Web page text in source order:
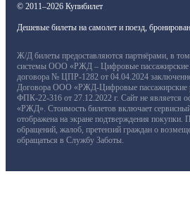
© 2011–2026 Купибилет
Дешевые билеты на самолет и поезд,
Ж/Д билеты предоставляются партнёрами, в
системы ООО «РЖД – Цифровые пассажирские
договора № ЦПР-1282 от 04.04.2024
Договора ООО «РЖД-Цифровые
ФПК-22-316 от 27.12.2022 г. Сайт не является
«РЖД». Стоимость билетов включает
отображена на экране подтверждения покупки.
обращений, жалоб, претензий граждан о
обращаться в Службу Заботы.